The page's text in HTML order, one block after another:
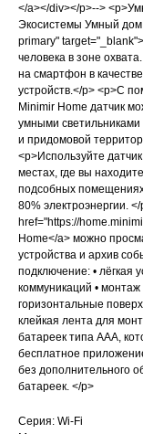
</a></div></p>-->
Экосистемы Умный дом
primary"
человека в зоне
на смартфон в
устройств.</p> <p>С
Minimir Home датчик
умными светильниками
и придомовой
<p>Используйте
местах, где вы
подсобных
80% электроэнергии.
href="https://
Home</a> можно
устройства и архив
подключение: • лёгкая
коммуникаций •
горизонтальные
клейкая лента для
батареек типа ААА,
бесплатное
без дополнительного
батареек. </p>
Серия: Wi-Fi